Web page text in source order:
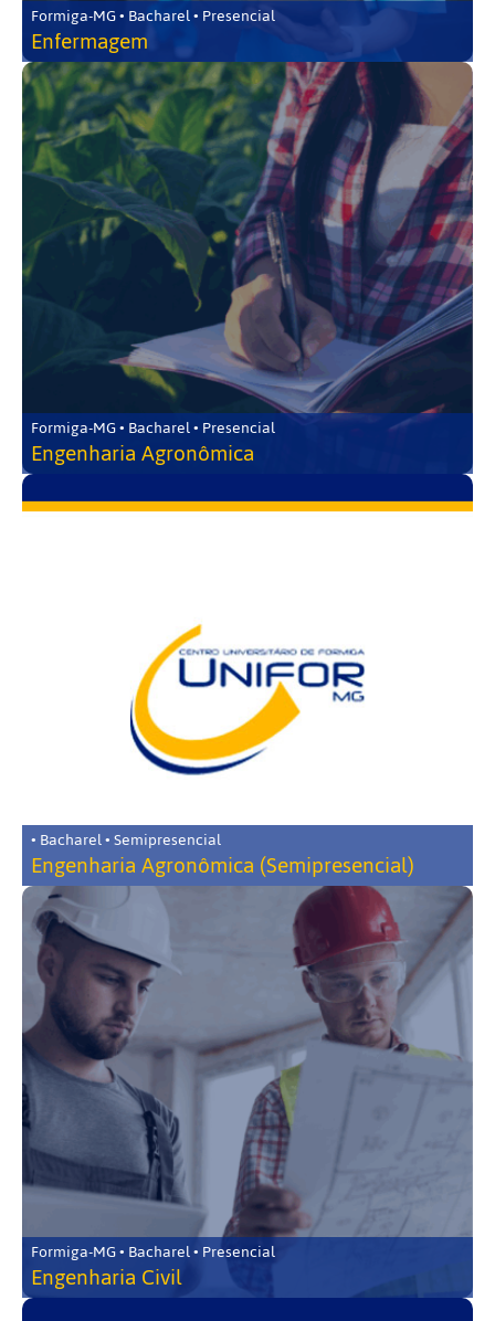
Formiga-MG • Bacharel • Presencial
Enfermagem
Formiga-MG • Bacharel • Presencial
Engenharia Agronômica
• Bacharel • Semipresencial
Engenharia Agronômica (Semipresencial)
Formiga-MG • Bacharel • Presencial
Engenharia Civil